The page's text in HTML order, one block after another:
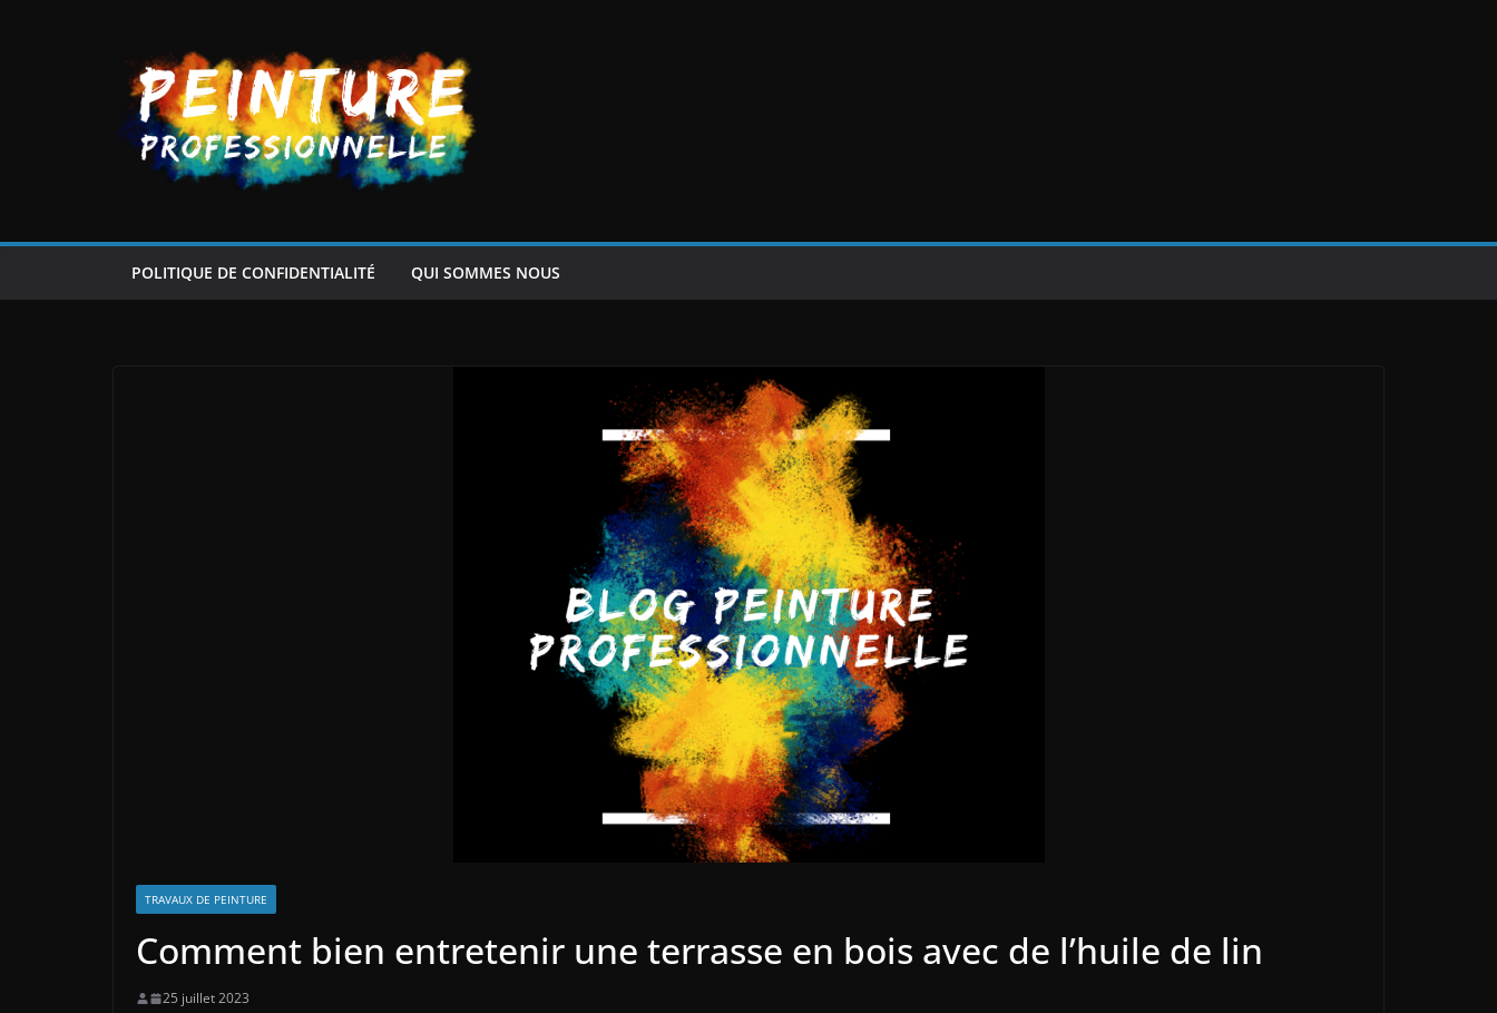
POLITIQUE DE CONFIDENTIALITÉ QUI SOMMES NOUS
TRAVAUX DE PEINTURE
Comment bien entretenir une terrasse en bois avec de l’huile de lin
25 juillet 2023